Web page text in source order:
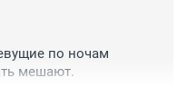
по ночам
мешают.